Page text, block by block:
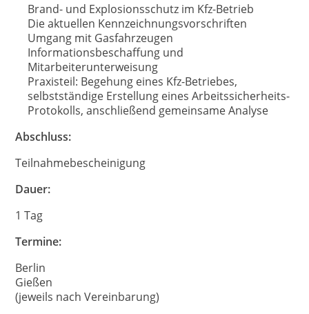
Brand- und Explosionsschutz im Kfz-Betrieb
Die aktuellen Kennzeichnungsvorschriften
Umgang mit Gasfahrzeugen
Informationsbeschaffung und
Mitarbeiterunterweisung
Praxisteil: Begehung eines Kfz-Betriebes,
selbstständige Erstellung eines Arbeitssicherheits-
Protokolls, anschließend gemeinsame Analyse
Abschluss:
Teilnahmebescheinigung
Dauer:
1 Tag
Termine:
Berlin
Gießen
(jeweils nach Vereinbarung)